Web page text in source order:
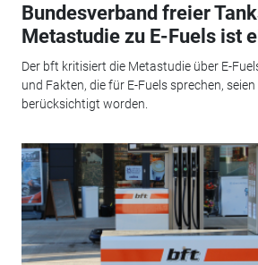
Bundesverband freier
Metastudie zu E-Fuels ist
Der bft kritisiert die Metastudie über E-
und Fakten, die für E-Fuels sprechen,
berücksichtigt worden.